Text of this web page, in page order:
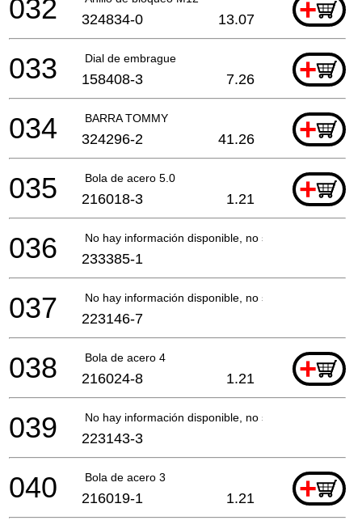
+
032 324834-0 13.07
Dial de embrague +
033 158408-3 7.26
BARRA TOMMY +
034 324296-2 41.26
Bola de acero 5.0 +
035 216018-3 1.21
No hay información disponible, no se puede pedir
036 233385-1
No hay información disponible, no se puede pedir
037 223146-7
Bola de acero 4 +
038 216024-8 1.21
No hay información disponible, no se puede pedir
039 223143-3
Bola de acero 3 +
040 216019-1 1.21